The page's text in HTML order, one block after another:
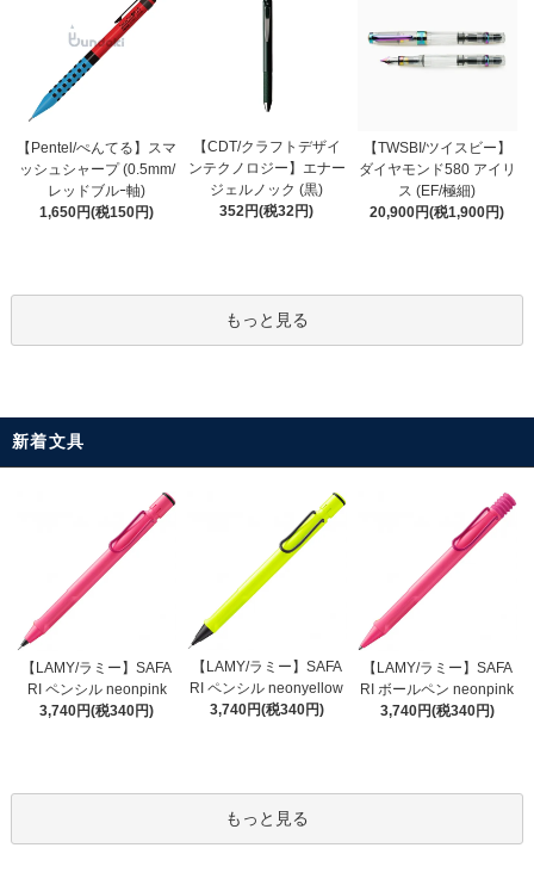
【Pentel/ぺんてる】スマ
ッシュシャープ (0.5mm/
レッドブルｰ軸)
1,650円(税150円)
【CDT/クラフトデザイ
ンテクノロジー】エナー
ジェルノック (黒)
352円(税32円)
【TWSBI/ツイスビー】
ダイヤモンド580 アイリ
ス (EF/極細)
20,900円(税1,900円)
もっと見る
新着文具
【LAMY/ラミー】SAFA
RI ペンシル neonpink
3,740円(税340円)
【LAMY/ラミー】SAFA
RI ペンシル neonyellow
3,740円(税340円)
【LAMY/ラミー】SAFA
RI ボールペン neonpink
3,740円(税340円)
もっと見る